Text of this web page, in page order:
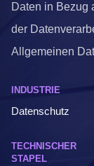
Daten in Bezug
der
Allgemeinen
INDUSTRIE
Datenschutz
TECHNISCHER
STAPEL